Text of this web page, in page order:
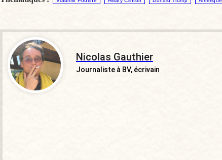
Nicolas Gauthier
Journaliste à BV, écrivain